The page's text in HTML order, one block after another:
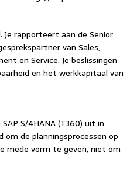
Je rapporteert aan de Senior
van Sales,
en Service. Je beslissingen
en het werkkapitaal van
S/4HANA (T360) uit in
om de planningsprocessen op
mede vorm te geven, niet om